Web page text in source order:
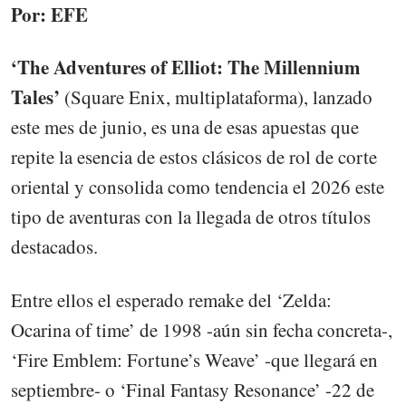
Por: EFE
‘The Adventures of Elliot: The Millennium
Tales’ (Square Enix, multiplataforma), lanzado
este mes de junio, es una de esas apuestas que
repite la esencia de estos clásicos de rol de corte
oriental y consolida como tendencia el 2026 este
tipo de aventuras con la llegada de otros títulos
destacados.
Entre ellos el esperado remake del ‘Zelda:
Ocarina of time’ de 1998 -aún sin fecha concreta-,
‘Fire Emblem: Fortune’s Weave’ -que llegará en
septiembre- o ‘Final Fantasy Resonance’ -22 de